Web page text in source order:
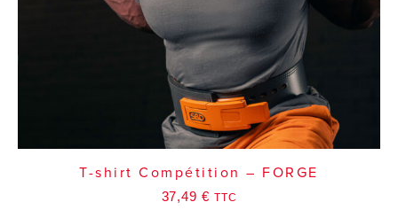
T-shirt Compétition – FORGE
37,49 € TTC